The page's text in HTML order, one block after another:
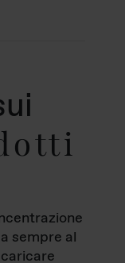
sempre al